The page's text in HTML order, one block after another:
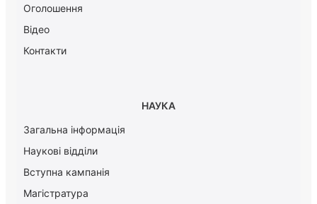
Оголошення
Відео
Контакти
НАУКА
Загальна інформація
Наукові відділи
Вступна кампанія
Магістратура